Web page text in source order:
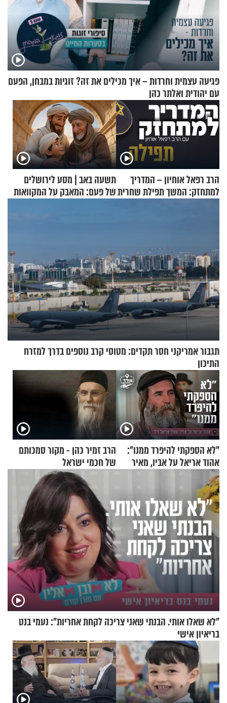
פגיעה עצמית וחרדות – איך מכילים את זה? זוגיות במבחן, הפעם
עם יהודית ואלתר כהן
הרב רפאל אוחיון – המדריך
למתחזק: המשך תפילת שחרית
תשעה באב | מסע לירושלים
של פעם: המאבק על המקוואות
תגבור אמריקני חסר תקדים: מטוסי קרב נוספים בדרך למזרח
התיכון
"לא הספקתי להיפרד ממנו":
אהוד אריאל על אביו, מאיר
אריאל ז"ל
הרב זמיר כהן - מקור סמכותם
של חכמי ישראל
"לא שאלו אותי. הבנתי שאני צריכה לקחת אחריות": נעמי בנט
בריאיון אישי